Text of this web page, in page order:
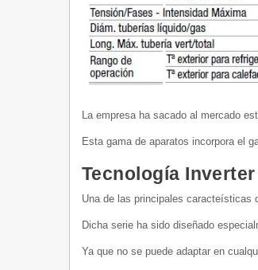
La empresa ha sacado al mercado
Esta gama de aparatos incorpora el
Tecnología Inverter
Una de las principales caracteísticas
Dicha serie ha sido diseñado
Ya que no se puede adaptar en